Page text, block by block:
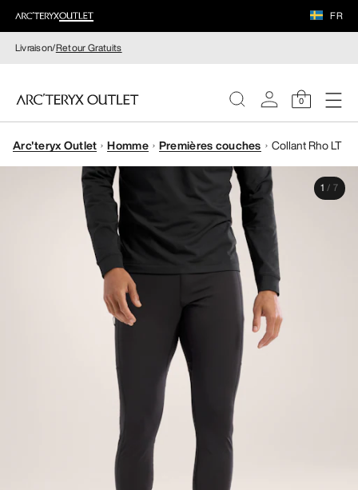
FR
Livraison/Retour Gratuits
0
FEMME
HOMME
Arc'teryx Outlet Homme Premières couches Collant Rho LT
1 / 7